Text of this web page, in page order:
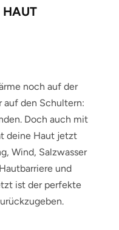
HAUT
noch auf der
auf den Schultern:
Doch auch mit
deine Haut jetzt
Wind, Salzwasser
und
ist der perfekte